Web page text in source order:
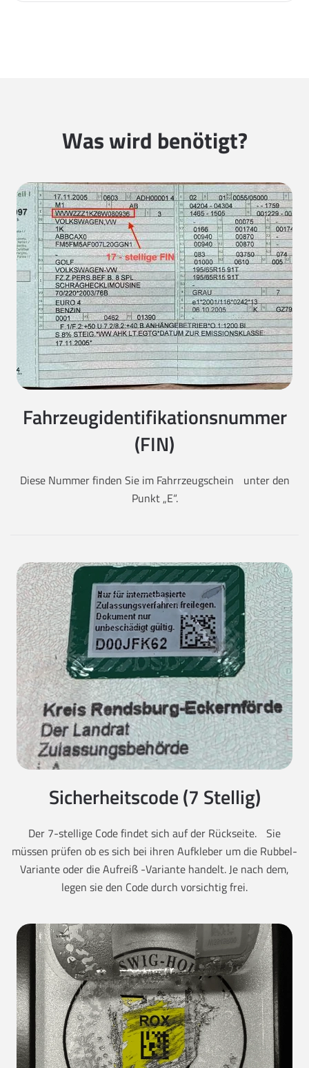
Was wird benötigt?
Fahrzeugidentifikationsnummer
(FIN)
Diese Nummer finden Sie im Fahrrzeugschein unter den
Punkt „E“.
Sicherheitscode (7 Stellig)
Der 7-stellige Code findet sich auf der Rückseite. Sie
müssen prüfen ob es sich bei ihren Aufkleber um die Rubbel-
Variante oder die Aufreiß -Variante handelt. Je nach dem,
legen sie den Code durch vorsichtig frei.